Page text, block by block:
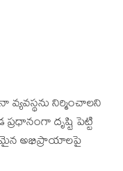
నిర్మించాలని
దృష్టి పెట్టి
అభిప్రాయాలపై